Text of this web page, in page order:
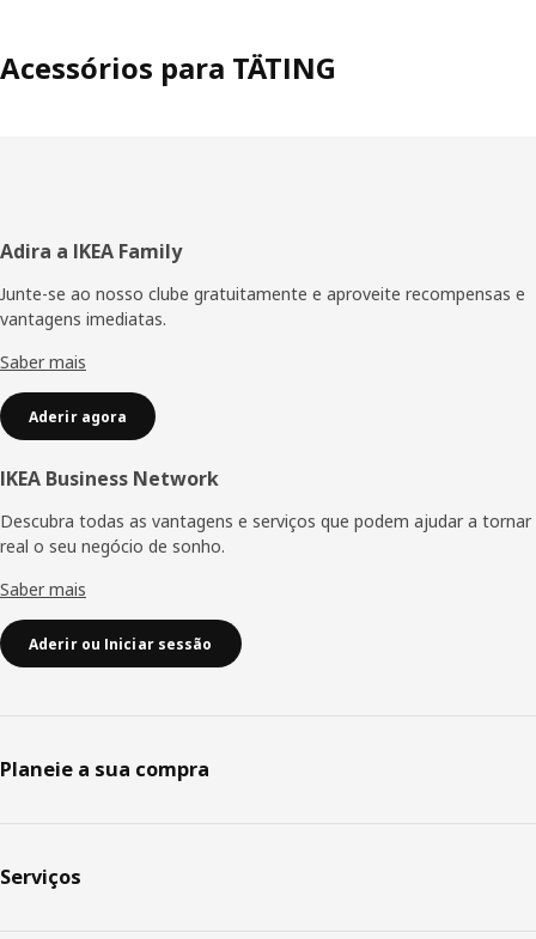
Acessórios para TÄTING
Rodapé
Adira a IKEA Family
Junte-se ao nosso clube gratuitamente e aproveite recompensas e
vantagens imediatas.
Saber mais
Aderir agora
IKEA Business Network
Descubra todas as vantagens e serviços que podem ajudar a tornar
real o seu negócio de sonho.
Saber mais
Aderir ou Iniciar sessão
Planeie a sua compra
Serviços